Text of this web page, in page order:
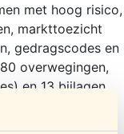
met hoog risico,
markttoezicht
gedragscodes en
overwegingen,
en 13 bijlagen.
treedt
toepassing met